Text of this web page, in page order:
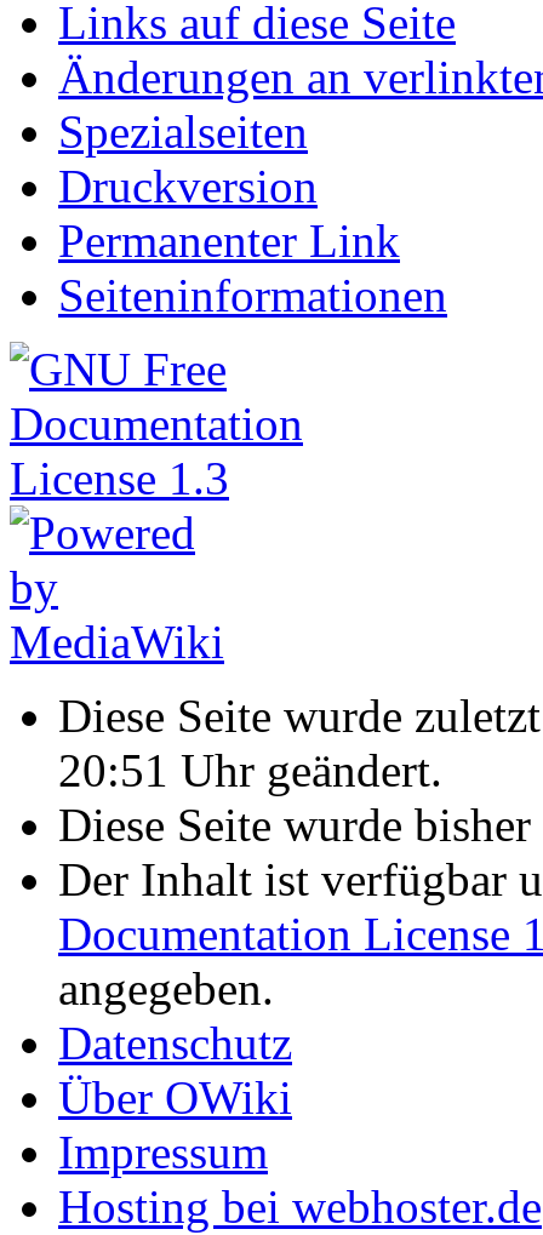
Links auf diese Seite
Änderungen an
Spezialseiten
Druckversion
Permanenter Link
Seiteninformationen
Diese Seite wurde
20:51 Uhr geändert.
Diese Seite wurde
Der Inhalt ist verfügbar
Documentation License
angegeben.
Datenschutz
Über OWiki
Impressum
Hosting bei webhoster.de